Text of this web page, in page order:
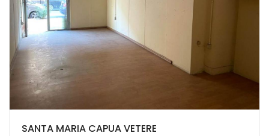
SANTA MARIA CAPUA VETERE
SANTA MARIA CAPUA VETERE